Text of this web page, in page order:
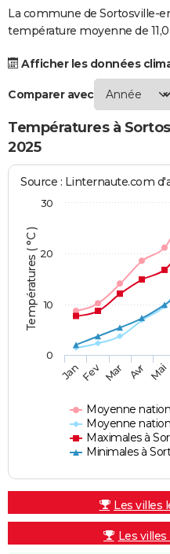
FORUM
La commune de Sortosville-
température moyenne de 11,0
Afficher les données
Comparer avec
Températures à
2025
Températures ( °C )
Source : Linternaute.com
Moyenne
Moyenne
Maximales à
Minimales à
JanFev Mar Avr Mai
0
10
20
30
Les villes
Les